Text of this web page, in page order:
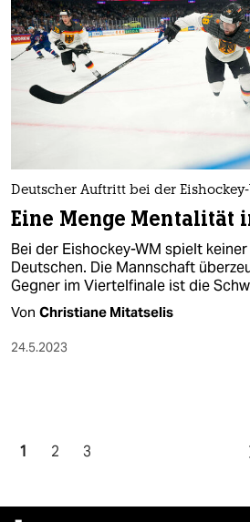
Deutscher Auftritt bei der
Eine Menge Mentalität
Bei der Eishockey-WM spielt
Deutschen. Die Mannschaft
Gegner im Viertelfinale ist die
Von Christiane Mitatselis
24.5.2023
1 2 3